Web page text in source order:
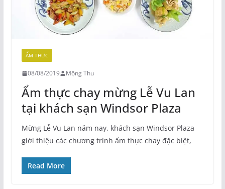
ẨM THỰC
08/08/2019 Mộng Thu
Ẩm thực chay mừng Lễ Vu Lan
tại khách sạn Windsor Plaza
Mừng Lễ Vu Lan năm nay, khách sạn Windsor Plaza
giới thiệu các chương trình ẩm thực chay đặc biệt,
Read More